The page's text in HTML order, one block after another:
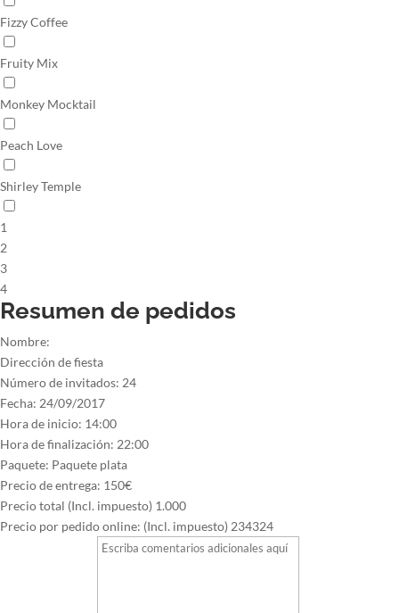
Fizzy Coffee
Fruity Mix
Monkey Mocktail
Peach Love
Shirley Temple
1
2
3
4
Resumen de pedidos
Nombre:
Dirección de fiesta
Número de invitados: 24
Fecha: 24/09/2017
Hora de inicio: 14:00
Hora de finalización: 22:00
Paquete: Paquete plata
Precio de entrega: 150€
Precio total (Incl. impuesto) 1.000
Precio por pedido online: (Incl. impuesto) 234324